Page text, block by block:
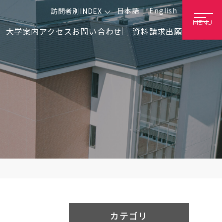
訪問者別INDEX 日本語 English
大学案内アクセスお問い合わせ 資料請求出願
MENU
カテゴリ